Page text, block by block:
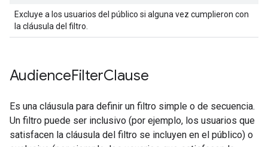
Excluye a los usuarios del público si alguna vez cumplieron con
la cláusula del filtro.
AudienceFilterClause
Es una cláusula para definir un filtro simple o de secuencia.
Un filtro puede ser inclusivo (por ejemplo, los usuarios que
satisfacen la cláusula del filtro se incluyen en el público) o